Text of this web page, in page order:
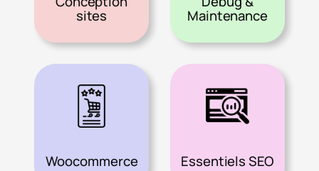
sites Maintenance
Woocommerce Essentiels SEO